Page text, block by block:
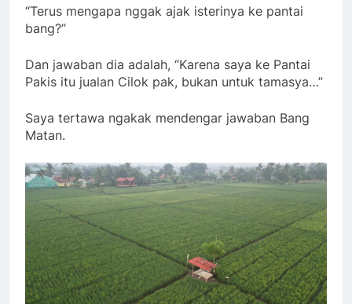
“Terus mengapa nggak ajak isterinya ke pantai
bang?”
Dan jawaban dia adalah, “Karena saya ke Pantai
Pakis itu jualan Cilok pak, bukan untuk tamasya…”
Saya tertawa ngakak mendengar jawaban Bang
Matan.